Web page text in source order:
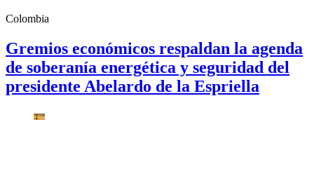
Colombia
Gremios económicos respaldan la agenda
de soberanía energética y seguridad del
presidente Abelardo de la Espriella